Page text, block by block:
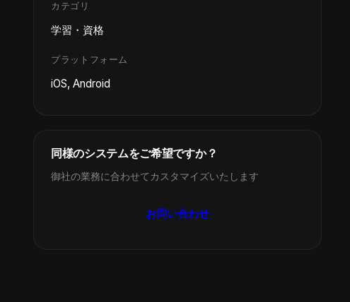
カテゴリ
学習・資格
プラットフォーム
iOS, Android
同様のシステムをご希望ですか？
御社の業務に合わせてカスタマイズいたします
お問い合わせ